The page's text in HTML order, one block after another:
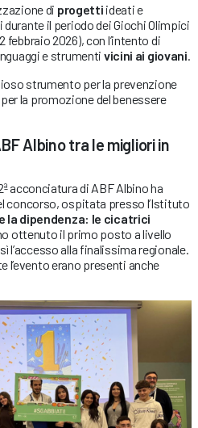
di progetti ideati e
il periodo dei Giochi Olimpici
febbraio 2026), con l’intento di
e strumenti vicini ai giovani
strumento per la prevenzione
la promozione del benessere
Albino tra le migliori in
acconciatura di ABF Albino ha
concorso, ospitata presso l’Istituto
la dipendenza: le cicatrici
ottenuto il primo posto a livello
l’accesso alla finalissima regionale.
l’evento erano presenti anche